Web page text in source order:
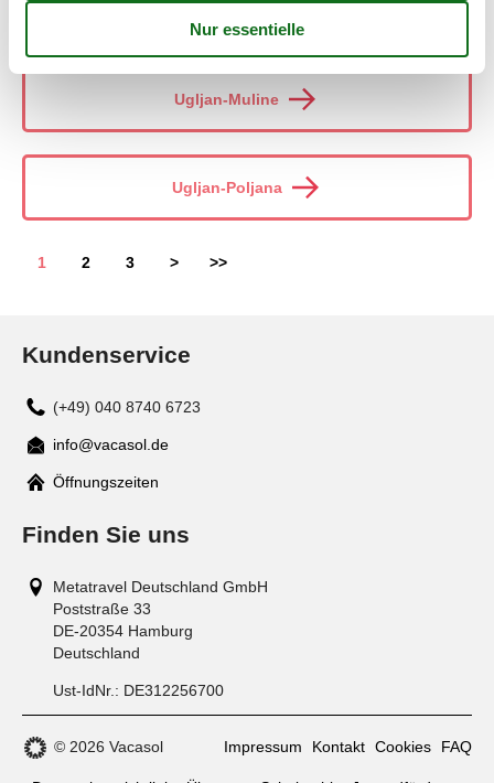
Ugljan-Muline
Ugljan-Poljana
1 2 3 > >>
Kundenservice
(+49) 040 8740 6723
Mail
info@vacasol.de
Öffnungszeiten
Finden Sie uns
Metatravel Deutschland GmbH
Poststraße 33
DE-20354 Hamburg
Deutschland
Ust-IdNr.: DE312256700
© 2026 Vacasol Impressum Kontakt Cookies FAQ